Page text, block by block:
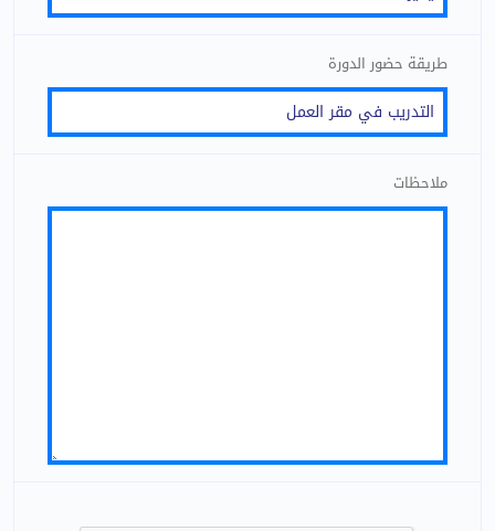
طريقة حضور الدورة
ملاحظات